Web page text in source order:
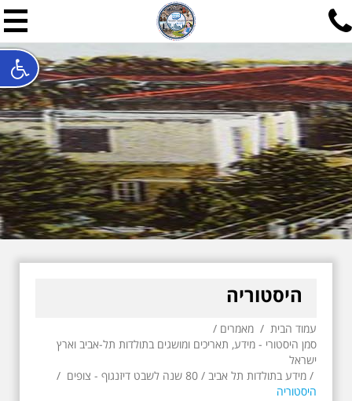
תל אביב שלי
תיור ישראלי בעריכת אילן
האתר המרכזי להיסטוריה של תל אביב ותולדות ארץ ישראל -
חייגו עכשיו:052-7747748
שלחו פנייה:ilan@mytelaviv.co.il
English עברית צור קשר
היסטוריה
עמוד הבית / מאמרים /
סמן היסטורי - מידע, תאריכים ומושגים בתולדות תל-אביב וארץ
ישראל
/ מידע בתולדות תל אביב / 80 שנה לשבט דיזנגוף - צופים
/
היסטוריה